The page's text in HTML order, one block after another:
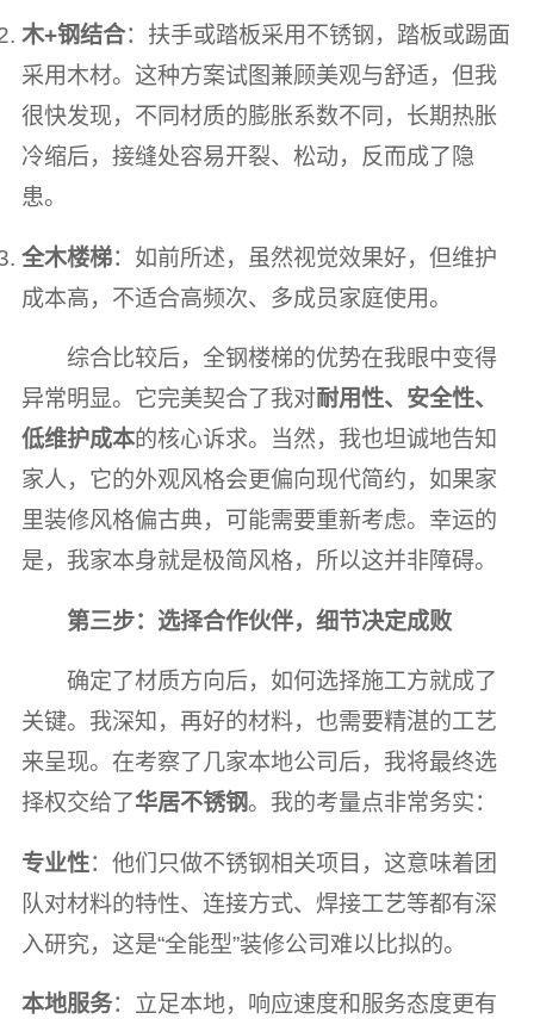
木+钢结合：扶手或踏板采用不锈钢，踏板或踢面
采用木材。这种方案试图兼顾美观与舒适，但我
很快发现，不同材质的膨胀系数不同，长期热胀
冷缩后，接缝处容易开裂、松动，反而成了隐
患。
全木楼梯：如前所述，虽然视觉效果好，但维护
成本高，不适合高频次、多成员家庭使用。
综合比较后，全钢楼梯的优势在我眼中变得
异常明显。它完美契合了我对耐用性、安全性、
低维护成本的核心诉求。当然，我也坦诚地告知
家人，它的外观风格会更偏向现代简约，如果家
里装修风格偏古典，可能需要重新考虑。幸运的
是，我家本身就是极简风格，所以这并非障碍。
第三步：选择合作伙伴，细节决定成败
确定了材质方向后，如何选择施工方就成了
关键。我深知，再好的材料，也需要精湛的工艺
来呈现。在考察了几家本地公司后，我将最终选
择权交给了华居不锈钢。我的考量点非常务实：
专业性：他们只做不锈钢相关项目，这意味着团
队对材料的特性、连接方式、焊接工艺等都有深
入研究，这是“全能型”装修公司难以比拟的。
本地服务：立足本地，响应速度和服务态度更有